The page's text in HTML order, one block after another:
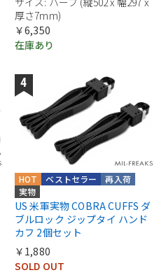
厚さ7mm)
￥6,350
在庫あり
実物
再入荷
ベストセラー
HOT
US 米軍実物 COBRA CUFFS ダ
ブルロック ジップタイ ハンド
カフ 2個セット
￥1,880
SOLD OUT